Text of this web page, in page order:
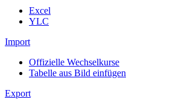
Excel
YLC
Import
Offizielle Wechselkurse
Tabelle aus Bild einfügen
Export